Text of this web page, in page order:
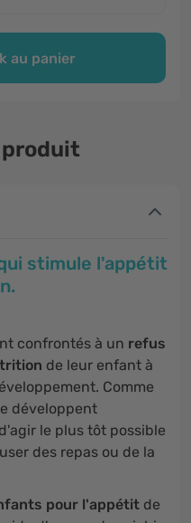
au panier
stimule l'appétit
confrontés à un refus
de leur enfant à
Comme
développent
le plus tôt possible
des repas ou de la
pour l'appétit de